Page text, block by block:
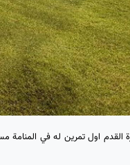
اول تمرين له في المنامة